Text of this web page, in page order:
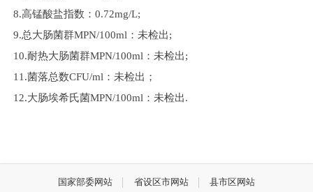
8.高锰酸盐指数：0.72mg/L;
9.总大肠菌群MPN/100ml：未检出;
10.耐热大肠菌群MPN/100ml：未检出;
11.菌落总数CFU/ml：未检出；
12.大肠埃希氏菌MPN/100ml：未检出.
国家部委网站 省设区市网站 县市区网站